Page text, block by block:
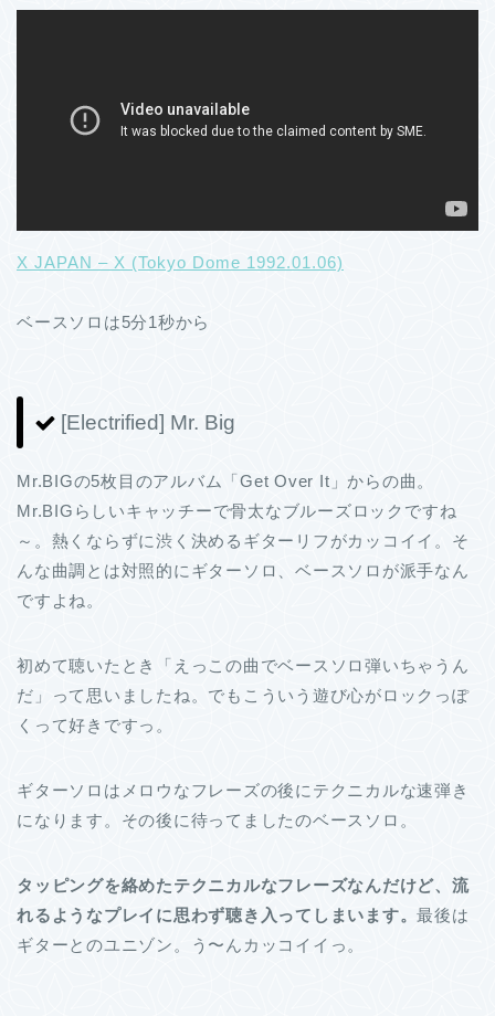
X JAPAN – X (Tokyo Dome 1992.01.06)
ベースソロは5分1秒から
[Electrified] Mr. Big
Mr.BIGの5枚目のアルバム「Get Over It」からの曲。
Mr.BIGらしいキャッチーで骨太なブルーズロックですね
～。熱くならずに渋く決めるギターリフがカッコイイ。そ
んな曲調とは対照的にギターソロ、ベースソロが派手なん
ですよね。
初めて聴いたとき「えっこの曲でベースソロ弾いちゃうん
だ」って思いましたね。でもこういう遊び心がロックっぽ
くって好きですっ。
ギターソロはメロウなフレーズの後にテクニカルな速弾き
になります。その後に待ってましたのベースソロ。
タッピングを絡めたテクニカルなフレーズなんだけど、流
れるようなプレイに思わず聴き入ってしまいます。最後は
ギターとのユニゾン。う〜んカッコイイっ。